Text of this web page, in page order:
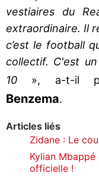
vestiaires du
extraordinaire. Il
c’est le football
collectif. C'est
10 », a-t-il
Benzema.
Articles liés
Zidane : Le
Kylian
officielle !